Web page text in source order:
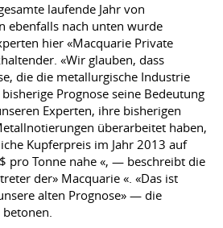
laufende Jahr von
ebenfalls nach unten wurde
hier «Macquarie Private
«Wir glauben, dass
die die metallurgische Industrie
Prognose seine Bedeutung
Experten, ihre bisherigen
überarbeitet haben,
Kupferpreis im Jahr 2013 auf
pro Tonne nahe «, — beschreibt die
der» Macquarie «. «Das ist
alten Prognose» — die
betonen.